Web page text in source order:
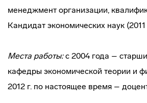
менеджмент организации,
Кандидат экономических наук (2011
Места работы:с 2004 года –
кафедры экономической теории и
2012 г. по настоящее время –